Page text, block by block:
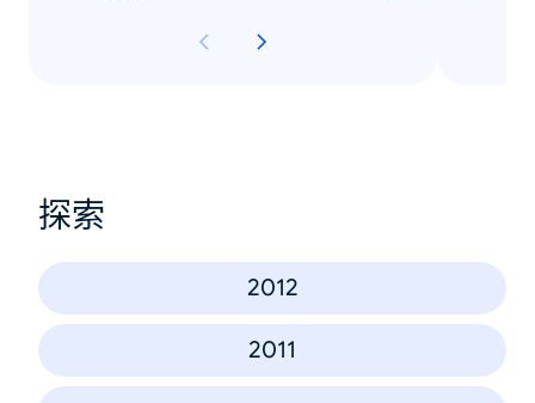
探索
2012
2011